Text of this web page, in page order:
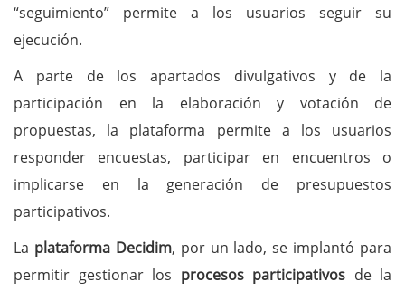
“seguimiento” permite a los usuarios seguir su
ejecución.
A parte de los apartados divulgativos y de la
participación en la elaboración y votación de
propuestas, la plataforma permite a los usuarios
responder encuestas, participar en encuentros o
implicarse en la generación de presupuestos
participativos.
La plataforma Decidim, por un lado, se implantó para
permitir gestionar los procesos participativos de la